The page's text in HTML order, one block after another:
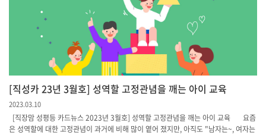
[직성카 23년 3월호] 성역할 고정관념을 깨는 아이 교육
2023.03.10
[직장맘 성평등 카드뉴스 2023년 3월호] 성역할 고정관념을 깨는 아이 교육 요즘
은 성역할에 대한 고정관념이 과거에 비해 많이 옅어 졌지만, 아직도 "남자는~, 여자는